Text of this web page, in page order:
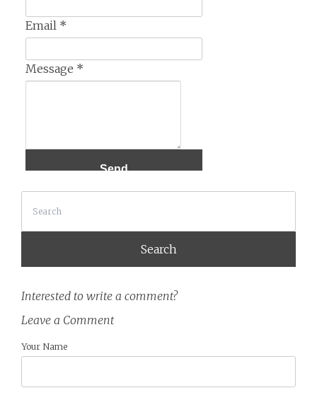
Email *
Message *
Interested to write a comment?
Leave a Comment
Your Name